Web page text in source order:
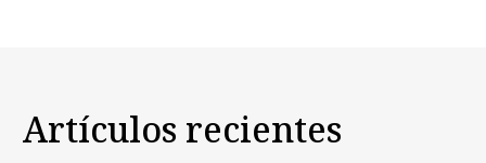
Artículos recientes